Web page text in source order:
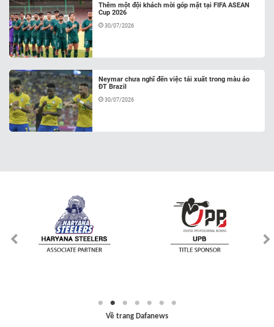
Thêm một đội khách mời góp mặt tại FIFA ASEAN
Cup 2026
30/07/2026
Neymar chưa nghĩ đến việc tái xuất trong màu áo
ĐT Brazil
30/07/2026
Về trang Dafanews